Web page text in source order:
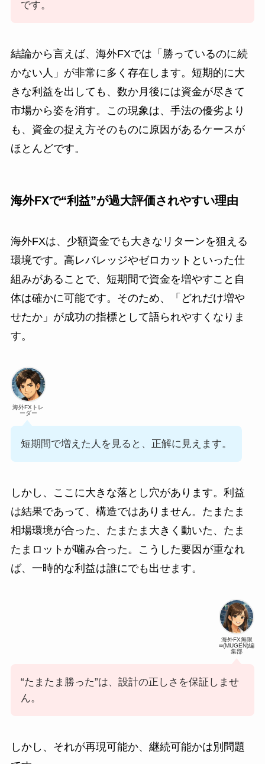
です。
結論から言えば、海外FXでは「勝っているのに続
かない人」が非常に多く存在します。短期的に大
きな利益を出しても、数か月後には資金が尽きて
市場から姿を消す。この現象は、手法の優劣より
も、資金の捉え方そのものに原因があるケースが
ほとんどです。
海外FXで“利益”が過大評価されやすい理由
海外FXは、少額資金でも大きなリターンを狙える
環境です。高レバレッジやゼロカットといった仕
組みがあることで、短期間で資金を増やすこと自
体は確かに可能です。そのため、「どれだけ増や
せたか」が成功の指標として語られやすくなりま
す。
海外FXトレ
ーダー
短期間で増えた人を見ると、正解に見えます。
しかし、ここに大きな落とし穴があります。利益
は結果であって、構造ではありません。たまたま
相場環境が合った、たまたま大きく動いた、たま
たまロットが噛み合った。こうした要因が重なれ
ば、一時的な利益は誰にでも出せます。
海外FX無限
∞(MUGEN)編
集部
“たまたま勝った”は、設計の正しさを保証しませ
ん。
しかし、それが再現可能か、継続可能かは別問題